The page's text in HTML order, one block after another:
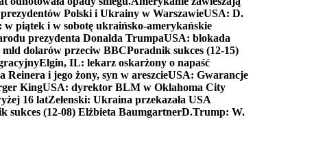
Polski i Ukrainy w WarszawieUSA: D.
piątek i w sobotę ukraińsko-amerykańskie
prezydenta Donalda TrumpaUSA: blokada
mld dolarów przeciw BBCPoradnik sukces (12-15)
Elgin, IL: lekarz oskarżony o napaść
Reinera i jego żony, syn w areszcieUSA: Gwarancje
KingUSA: dyrektor BLM w Oklahoma City
16 latZełenski: Ukraina przekazała USA
sukces (12-08) Elżbieta BaumgartnerD.Trump: W.